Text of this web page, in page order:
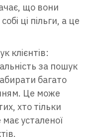
що вони
ці пільги, а це
клієнтів:
за пошук
багато
Це може
хто тільки
має усталеної